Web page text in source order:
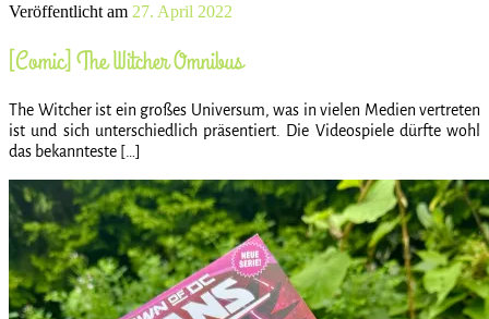
Veröffentlicht am 27. April 2022
[Comic] The Witcher Omnibus
The Witcher ist ein großes Universum, was in vielen Medien vertreten
ist und sich unterschiedlich präsentiert. Die Videospiele dürfte wohl
das bekannteste […]